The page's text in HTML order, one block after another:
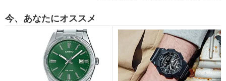
今、あなたにオススメ